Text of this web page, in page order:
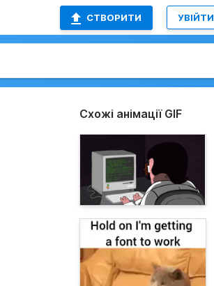
СТВОРИТИ УВІЙТИ
Схожі анімації GIF